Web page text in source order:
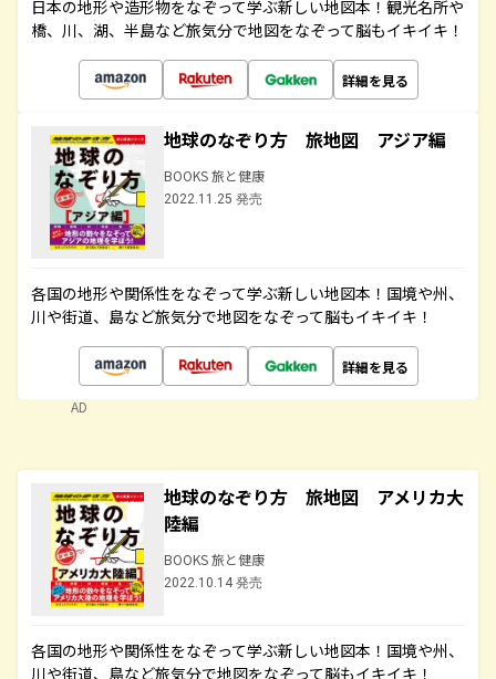
日本の地形や造形物をなぞって学ぶ新しい地図本！観光名所や
橋、川、湖、半島など旅気分で地図をなぞって脳もイキイキ！
詳細を見る
地球のなぞり方 旅地図 アジア編
BOOKS 旅と健康
2022.11.25 発売
各国の地形や関係性をなぞって学ぶ新しい地図本！国境や州、
川や街道、島など旅気分で地図をなぞって脳もイキイキ！
詳細を見る
AD
地球のなぞり方 旅地図 アメリカ大
陸編
BOOKS 旅と健康
2022.10.14 発売
各国の地形や関係性をなぞって学ぶ新しい地図本！国境や州、
川や街道、島など旅気分で地図をなぞって脳もイキイキ！